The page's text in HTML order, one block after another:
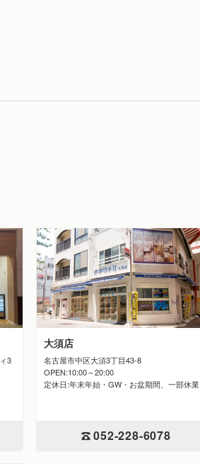
3
大須店
名古屋市中区大須3丁目43-8
OPEN:10:00～20:00
定休日:年末年始・GW・お盆期間、一部休業
052-228-6078